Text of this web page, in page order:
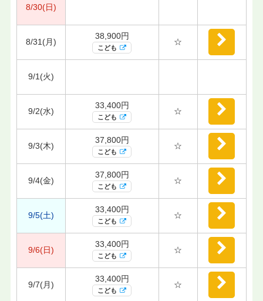
8/30(日)
8/31(月)
38,900円
こども
☆
9/1(火)
9/2(水)
33,400円
こども
☆
9/3(木)
37,800円
こども
☆
9/4(金)
37,800円
こども
☆
9/5(土)
33,400円
こども
☆
9/6(日)
33,400円
こども
☆
9/7(月)
33,400円
こども
☆